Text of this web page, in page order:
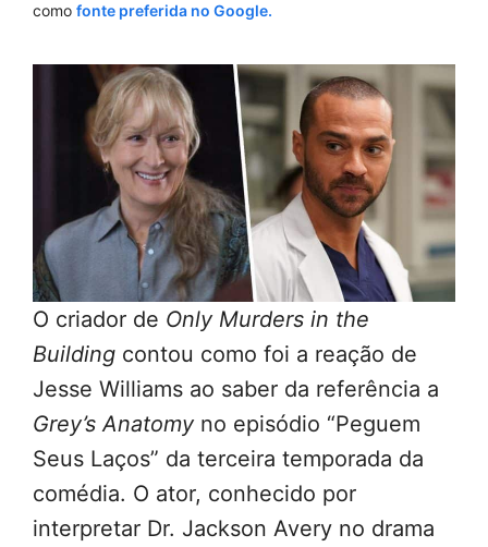
como fonte preferida no Google.
O criador de Only Murders in the
Building contou como foi a reação de
Jesse Williams ao saber da referência a
Grey’s Anatomy no episódio “Peguem
Seus Laços” da terceira temporada da
comédia. O ator, conhecido por
interpretar Dr. Jackson Avery no drama